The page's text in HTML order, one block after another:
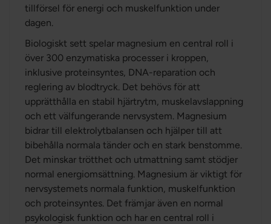
tillförsel för energi och muskelfunktion under
dagen.
Biologiskt sett spelar magnesium en central roll i
över 300 enzymatiska processer i kroppen,
inklusive proteinsyntes, DNA-reparation och
reglering av blodtryck. Det behövs för att
upprätthålla en stabil hjärtrytm, muskelavslappning
och ett välfungerande nervsystem. Magnesium
bidrar till elektrolytbalansen och hjälper till att
bibehålla normala tänder och en stark benstomme.
Det minskar trötthet och utmattning samt stödjer
normal energiomsättning. Magnesium är viktigt för
nervsystemets normala funktion, muskelfunktion
och proteinsyntes. Det främjar även en normal
psykologisk funktion och har en central roll i